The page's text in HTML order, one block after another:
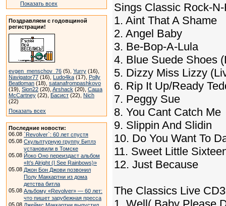
Показать всех
Поздравляем с годовщиной
регистрации!
evgen_menschov_76 (5), Yurry (16),
Navigator77 (16), Ludo4ka (17), Polly
Beatloman (18), satanafrompashkovo
(19), Sion22 (20), Arshack (20), Саша
McCartney (22), Басист (22), Nich
(22)
Показать всех
Последние новости:
06.08 `Revolver`: 60 лет спустя
05.08 Скульптурную группу Битлз
установили в Томске
05.08 Йоко Оно переиздаст альбом
«It’s Alright (I See Rainbows)»
05.08 Джон Бон Джови позвонил
Полу Маккартни из дома
детства битла
05.08 Альбому «Revolver» — 60 лет:
что пишет зарубежная пресса
05.08
Sings Classic Rock-
1. Aint That A Shame
2. Angel Baby
3. Be-Bop-A-Lula
4. Blue Suede Shoes
5. Dizzy Miss Lizzy
6. Rip It Up/Ready
7. Peggy Sue
8. You Cant Catch Me
9. Slippin And Slidin
10. Do You Want To
11. Sweet Little
12. Just Because
The Classics Live CD3